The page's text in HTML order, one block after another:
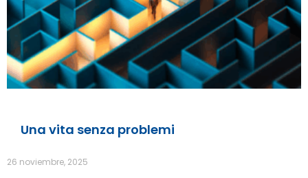
Una vita senza problemi
26 noviembre, 2025